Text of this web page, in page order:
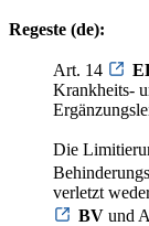
Regeste (de):
Art. 14
Krankheits-
Die
verletzt
BV und